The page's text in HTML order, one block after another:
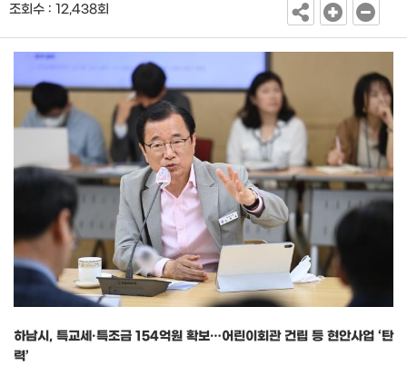
조회수 : 12,438회
하남시, 특교세·특조금 154억원 확보…어린이회관 건립 등 현안사업 ‘탄
력’